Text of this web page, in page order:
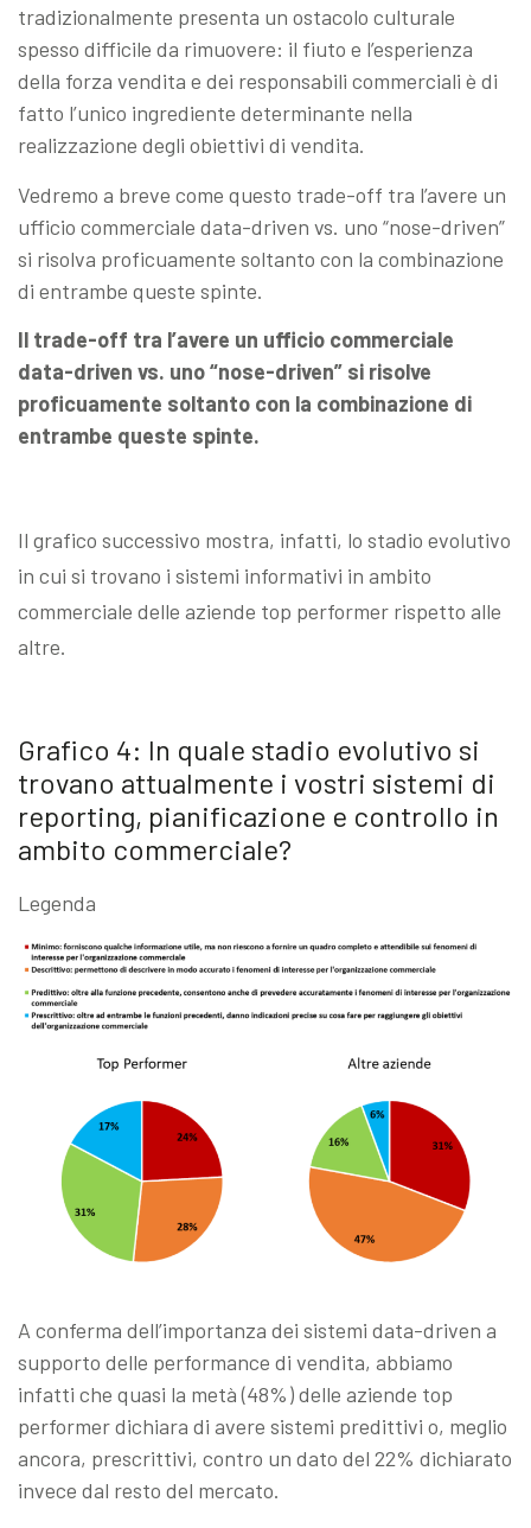
tradizionalmente presenta un ostacolo culturale
spesso difficile da rimuovere: il fiuto e l’esperienza
della forza vendita e dei responsabili commerciali è di
fatto l’unico ingrediente determinante nella
realizzazione degli obiettivi di vendita.
Vedremo a breve come questo trade-off tra l’avere un
ufficio commerciale data-driven vs. uno “nose-driven”
si risolva proficuamente soltanto con la combinazione
di entrambe queste spinte.
Il trade-off tra l’avere un ufficio commerciale
data-driven vs. uno “nose-driven” si risolve
proficuamente soltanto con la combinazione di
entrambe queste spinte.
Il grafico successivo mostra, infatti, lo stadio evolutivo
in cui si trovano i sistemi informativi in ambito
commerciale delle aziende top performer rispetto alle
altre.
Grafico 4: In quale stadio evolutivo si
trovano attualmente i vostri sistemi di
reporting, pianificazione e controllo in
ambito commerciale?
Legenda
A conferma dell’importanza dei sistemi data-driven a
supporto delle performance di vendita, abbiamo
infatti che quasi la metà (48%) delle aziende top
performer dichiara di avere sistemi predittivi o, meglio
ancora, prescrittivi, contro un dato del 22% dichiarato
invece dal resto del mercato.